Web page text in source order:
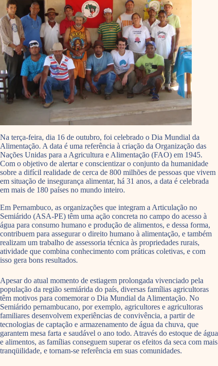
Na terça-feira, dia 16 de outubro, foi celebrado o Dia Mundial da
Alimentação. A data é uma referência à criação da Organização das
Nações Unidas para a Agricultura e Alimentação (FAO) em 1945.
Com o objetivo de alertar e conscientizar o conjunto da humanidade
sobre a difícil realidade de cerca de 800 milhões de pessoas que vivem
em situação de insegurança alimentar, há 31 anos, a data é celebrada
em mais de 180 países no mundo inteiro.
Em Pernambuco, as organizações que integram a Articulação no
Semiárido (ASA-PE) têm uma ação concreta no campo do acesso à
água para consumo humano e produção de alimentos, e dessa forma,
contribuem para assegurar o direito humano à alimentação, e também
realizam um trabalho de assessoria técnica às propriedades rurais,
atividade que combina conhecimento com práticas coletivas, e com
isso gera bons resultados.
Apesar do atual momento de estiagem prolongada vivenciado pela
população da região semiárida do país, diversas famílias agricultoras
têm motivos para comemorar o Dia Mundial da Alimentação. No
Semiárido pernambucano, por exemplo, agricultores e agricultoras
familiares desenvolvem experiências de convivência, a partir de
tecnologias de captação e armazenamento de água da chuva, que
garantem mesa farta e saudável o ano todo. Através do estoque de água
e alimentos, as famílias conseguem superar os efeitos da seca com mais
tranqüilidade, e tornam-se referência em suas comunidades.